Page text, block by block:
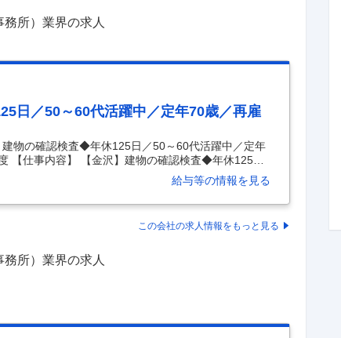
所）業界の求人
日／50～60代活躍中／定年70歳／再雇
物の確認検査◆年休125日／50～60代活躍中／定年
【仕事内容】 【金沢】建物の確認検査◆年休125日
制度あり／残業20h程度 【具体的な仕事内容】 【年
イベート両立しやすい就業環境】 ■担当業務： 当社
る確認検査業務を行って頂きます。国土交通大臣指
る確認検査業務 ・構造計算適合性判定業務 ・…
給与等の情報を見る
この会社の求人情報をもっと見る
所）業界の求人